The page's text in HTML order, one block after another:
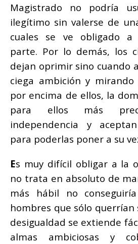
Magistrado no podría
ilegítimo sin valerse de
cuales se ve obligado a
parte. Por lo demás, los
dejan oprimir sino cuando
ciega ambición y
por encima de ellos, la
para ellos más
independencia y
para poderlas poner a su
Es muy difícil obligar a la
no trata en absoluto de
más hábil no
hombres que sólo querrían
desigualdad se extiende
almas ambiciosas y